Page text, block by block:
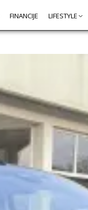
FINANCIJE LIFESTYLE